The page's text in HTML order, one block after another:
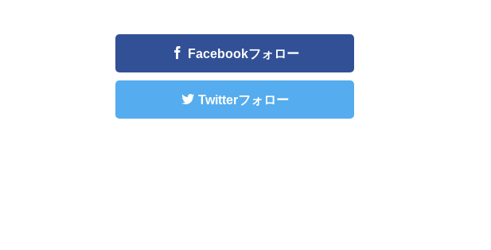
Facebookフォロー
Twitterフォロー